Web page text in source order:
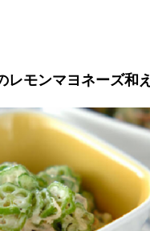
レモンマヨネーズ和え